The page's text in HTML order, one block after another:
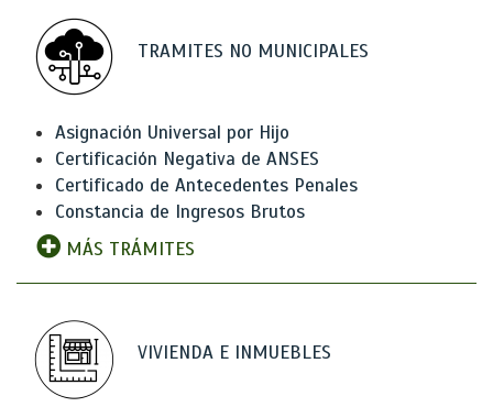
TRAMITES NO MUNICIPALES
Asignación Universal por Hijo
Certificación Negativa de ANSES
Certificado de Antecedentes Penales
Constancia de Ingresos Brutos
MÁS TRÁMITES
VIVIENDA E INMUEBLES